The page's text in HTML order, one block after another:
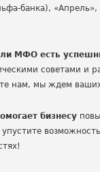
банка),
МФО есть
советами и
нам, мы ждем
бизнесу